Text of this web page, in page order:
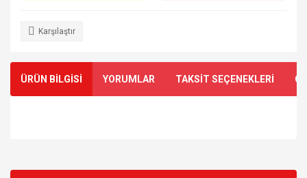
Karşılaştır
ÜRÜN BİLGİSİ YORUMLAR TAKSİT SEÇENEKLERİ
kullanarak tarafımıza iletebilirsiniz.